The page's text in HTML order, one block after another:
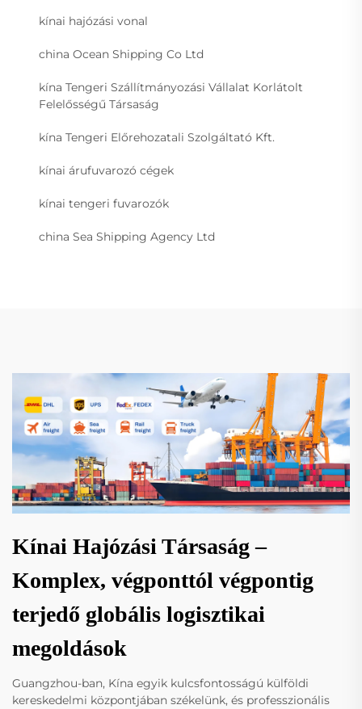
kínai hajózási vonal
china Ocean Shipping Co Ltd
kína Tengeri Szállítmányozási Vállalat Korlátolt
Felelősségű Társaság
kína Tengeri Előrehozatali Szolgáltató Kft.
kínai árufuvarozó cégek
kínai tengeri fuvarozók
china Sea Shipping Agency Ltd
Kínai Hajózási Társaság –
Komplex, végponttól végpontig
terjedő globális logisztikai
megoldások
Guangzhou-ban, Kína egyik kulcsfontosságú külföldi
kereskedelmi központjában székelünk, és professzionális